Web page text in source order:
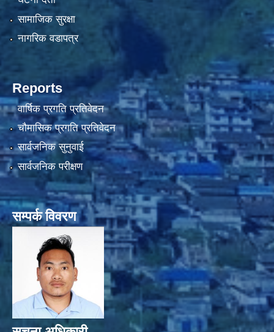
सामाजिक सुरक्षा
नागरिक वडापत्र
Reports
वार्षिक प्रगति प्रतिवेदन
चौमासिक प्रगति प्रतिवेदन
सार्वजनिक सुनुवाई
सार्वजनिक परीक्षण
सम्पर्क विवरण